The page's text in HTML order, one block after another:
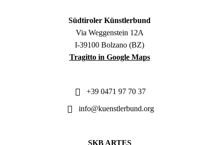
Südtiroler Künstlerbund
Via Weggenstein 12A
I-39100 Bolzano (BZ)
Tragitto in Google Maps
+39 0471 97 70 37
info@kuenstlerbund.org
SKB ARTES